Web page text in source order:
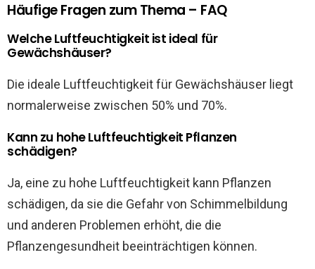
Häufige Fragen zum Thema – FAQ
Welche Luftfeuchtigkeit ist ideal für
Gewächshäuser?
Die ideale Luftfeuchtigkeit für Gewächshäuser liegt
normalerweise zwischen 50% und 70%.
Kann zu hohe Luftfeuchtigkeit Pflanzen
schädigen?
Ja, eine zu hohe Luftfeuchtigkeit kann Pflanzen
schädigen, da sie die Gefahr von Schimmelbildung
und anderen Problemen erhöht, die die
Pflanzengesundheit beeinträchtigen können.